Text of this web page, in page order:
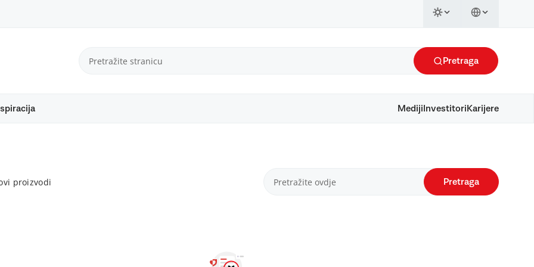
Pretraga
Mediji Investitori Karijere
proizvodi Pretraga